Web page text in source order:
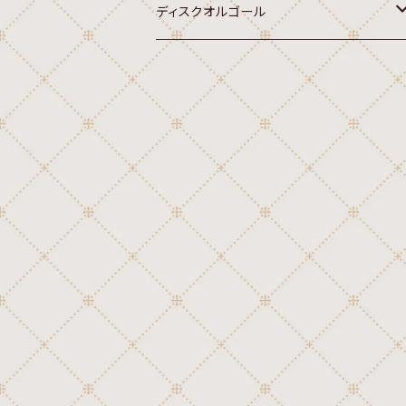
ディスクオルゴール
オルゴール
20弁ディスク(Sankyo,Rhythm 7")
行進曲
讃美歌
外国民謡
22弁ディスク(Rhythm,Sankyo 4-3/
4")
行進曲
30弁ディスク(Thorens,Reuge 4-1/
2")
行進曲
45弁ディスク(Sankyo 10-5/8")
クラシック
46弁ディスク(Polyphon 9-5/8")